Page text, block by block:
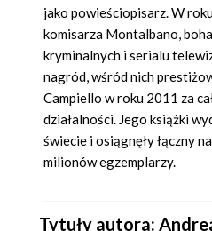
jako powieściopisarz. W
komisarza Montalbano,
kryminalnych i serialu
nagród, wśród nich
Campiello w roku 2011 za
działalności. Jego książki
świecie i osiągnęły łączny
milionów egzemplarzy.
Tytuły autora: